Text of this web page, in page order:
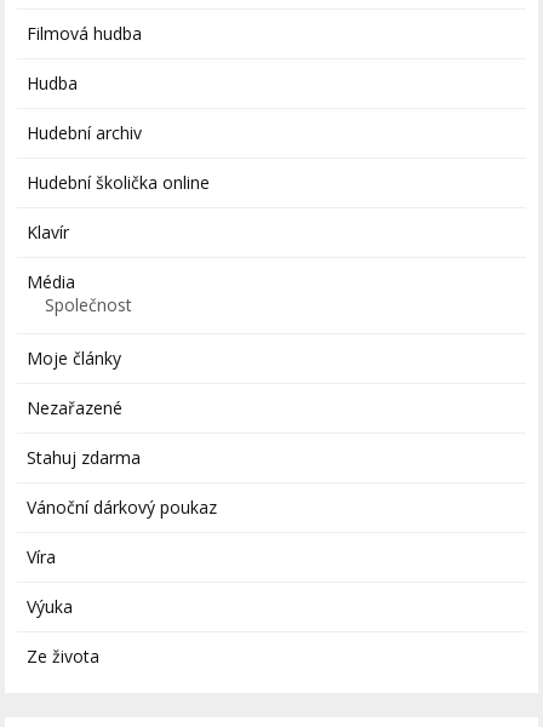
Filmová hudba
Hudba
Hudební archiv
Hudební školička online
Klavír
Média
Společnost
Moje články
Nezařazené
Stahuj zdarma
Vánoční dárkový poukaz
Víra
Výuka
Ze života